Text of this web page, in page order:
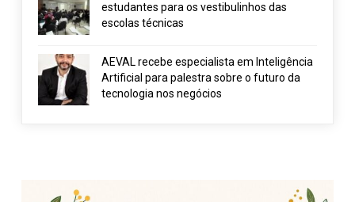
estudantes para os vestibulinhos das
escolas técnicas
AEVAL recebe especialista em Inteligência
Artificial para palestra sobre o futuro da
tecnologia nos negócios